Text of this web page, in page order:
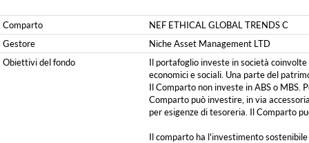
Comparto
NEF ETHICAL GLOBAL TRENDS C
Gestore
Niche Asset Management LTD
Obiettivi del fondo
Il portafoglio investe in società
economici e sociali. Una parte del
Il Comparto non investe in ABS o MBS.
Comparto può investire, in via
per esigenze di tesoreria. Il Comparto
Il comparto ha l'investimento